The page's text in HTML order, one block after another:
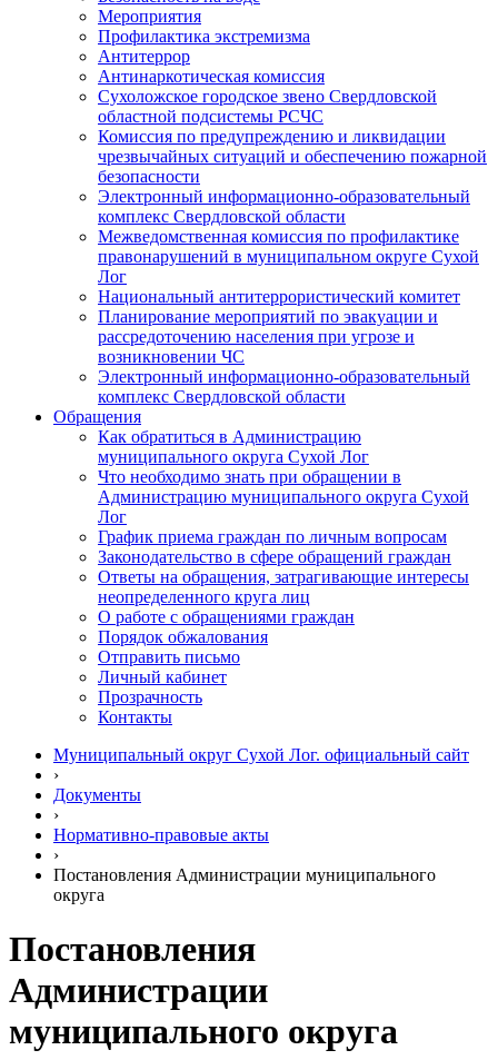
Мероприятия
Профилактика экстремизма
Антитеррор
Антинаркотическая комиссия
Сухоложское городское звено Свердловской
областной подсистемы РСЧС
Комиссия по предупреждению и ликвидации
чрезвычайных ситуаций и обеспечению пожарной
безопасности
Электронный информационно-образовательный
комплекс Cвердловской области
Межведомственная комиссия по профилактике
правонарушений в муниципальном округе Сухой
Лог
Национальный антитеррористический комитет
Планирование мероприятий по эвакуации и
рассредоточению населения при угрозе и
возникновении ЧС
Электронный информационно-образовательный
комплекс Свердловской области
Обращения
Как обратиться в Администрацию
муниципального округа Сухой Лог
Что необходимо знать при обращении в
Администрацию муниципального округа Сухой
Лог
График приема граждан по личным вопросам
Законодательство в сфере обращений граждан
Ответы на обращения, затрагивающие интересы
неопределенного круга лиц
О работе с обращениями граждан
Порядок обжалования
Отправить письмо
Личный кабинет
Прозрачность
Контакты
Муниципальный округ Сухой Лог. официальный сайт
›
Документы
›
Нормативно-правовые акты
›
Постановления Администрации муниципального
округа
Постановления
Администрации
муниципального округа